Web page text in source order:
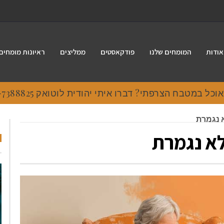
אודות המומחים שלנו פודקאסטים ממליצים ראיונות
במטבח הצרפתי? דברו איתי יהודית לוטואק 054-7388825.
נגמרת
נגמרת